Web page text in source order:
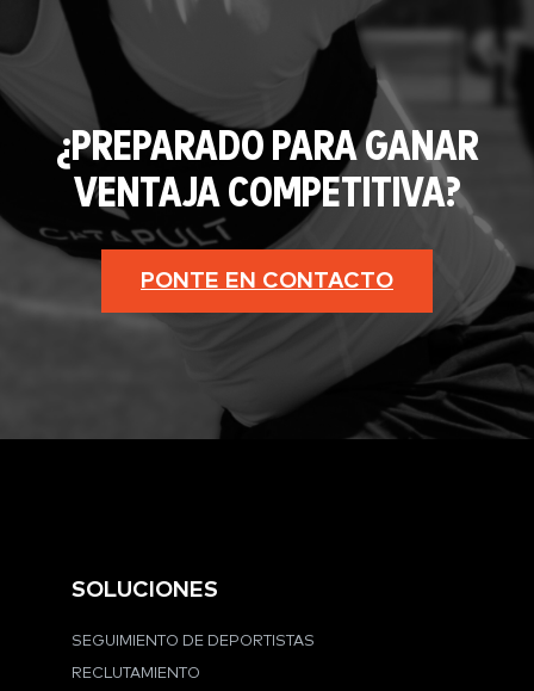
¿PREPARADO PARA GANAR
VENTAJA COMPETITIVA?
PONTE EN CONTACTO
SOLUCIONES
SEGUIMIENTO DE DEPORTISTAS
RECLUTAMIENTO